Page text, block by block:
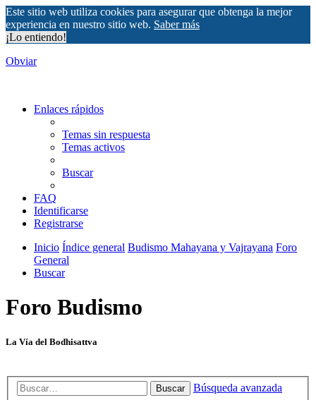
Este sitio web utiliza cookies para asegurar que obtenga la mejor
experiencia en nuestro sitio web. Saber más
¡Lo entiendo!
Obviar
Enlaces rápidos
Temas sin respuesta
Temas activos
Buscar
FAQ
Identificarse
Registrarse
Inicio Índice general Budismo Mahayana y Vajrayana Foro
General
Buscar
Foro Budismo
La Vía del Bodhisattva
Buscar Búsqueda avanzada